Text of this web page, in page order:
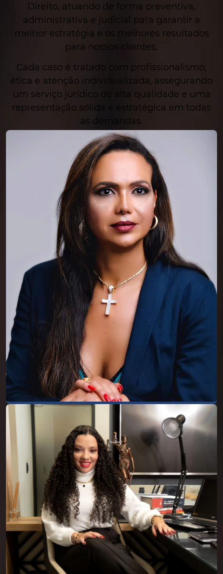
Direito, atuando de forma preventiva,
administrativa e judicial para garantir a
melhor estratégia e os melhores resultados
para nossos clientes.
Cada caso é tratado com profissionalismo,
ética e atenção individualizada, assegurando
um serviço jurídico de alta qualidade e uma
representação sólida e estratégica em todas
as demandas.
Dra. Julice Rodrigues
Dra. Julice Rodrigues, advogada inscrita na
OAB/MG sob o n° 88.927, graduada pela
Universidade do Triângulo (Unitri), com
especialização em Direito do Trabalho e em
Processo do Trabalho, em Magistério
Superior, foi professora da Universidade
Federal de Uberlândia e da Faculdade
ESAMC, onde adquiriu vasta experiência
também na área do Direito de Família e
Sucessões, além de cursos avançados na
área de Direito Patrimonial e Holding
Familiar.
Dra. Andressa Félix
Andressa Félix Costa, advogada inscrita na
OAB/MG sob nº 224.303, graduada pela
Escola Superior De Administração,
Marketing e Comunicação - ESAMC, pós-